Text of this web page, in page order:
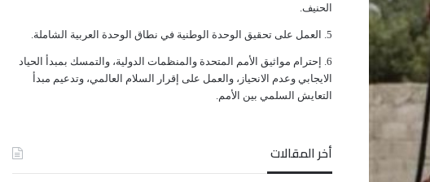
ﺍﻟﺤﻨﻴﻒ.
ﺍﻟﻌﻤﻞ ﻋﻠﻰ ﺗﺤﻘﻴﻖ ﺍﻟﻮﺣﺪﺓ ﺍﻟﻮﻃﻨﻴﺔ ﻓﻲ ﻧﻄﺎﻕ ﺍﻟﻮﺣﺪﺓ ﺍﻟﻌﺮﺑﻴﺔ ﺍﻟﺸﺎﻣﻠﺔ.
ﺇﺣﺘﺮﺍﻡ ﻣﻮﺍﺛﻴﻖ الأﻣﻢ ﺍﻟﻤﺘﺤﺪﺓ ﻭﺍﻟﻤﻨﻈﻤﺎﺕ ﺍﻟﺪﻭﻟﻴﺔ، ﻭﺍﻟﺘﻤﺴﻚ ﺑﻤﺒﺪﺃ ﺍﻟﺤﻴﺎﺩ
ﺍﻻﻳﺠﺎﺑﻲ ﻭﻋﺪﻡ ﺍﻻﻧﺤﻴﺎﺯ، ﻭﺍﻟﻌﻤﻞ ﻋﻠﻰ ﺇﻗﺮﺍﺭ ﺍﻟﺴﻼﻡ ﺍﻟﻌﺎﻟﻤﻲ، ﻭﺗﺪﻋﻴﻢ ﻣﺒﺪﺃ
ﺍﻟﺘﻌﺎﻳﺶ ﺍﻟﺴﻠﻤﻲ ﺑﻴﻦ ﺍﻷﻣﻢ.
أخر المقالات